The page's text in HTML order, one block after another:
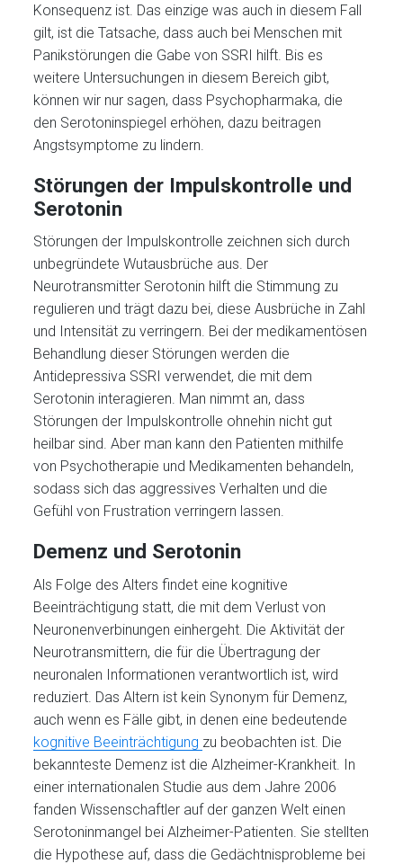
Konsequenz ist. Das einzige was auch in diesem Fall
gilt, ist die Tatsache, dass auch bei Menschen mit
Panikstörungen die Gabe von SSRI hilft. Bis es
weitere Untersuchungen in diesem Bereich gibt,
können wir nur sagen, dass Psychopharmaka, die
den Serotoninspiegel erhöhen, dazu beitragen
Angstsymptome zu lindern.
Störungen der Impulskontrolle und
Serotonin
Störungen der Impulskontrolle zeichnen sich durch
unbegründete Wutausbrüche aus. Der
Neurotransmitter Serotonin hilft die Stimmung zu
regulieren und trägt dazu bei, diese Ausbrüche in Zahl
und Intensität zu verringern. Bei der medikamentösen
Behandlung dieser Störungen werden die
Antidepressiva SSRI verwendet, die mit dem
Serotonin interagieren. Man nimmt an, dass
Störungen der Impulskontrolle ohnehin nicht gut
heilbar sind. Aber man kann den Patienten mithilfe
von Psychotherapie und Medikamenten behandeln,
sodass sich das aggressives Verhalten und die
Gefühl von Frustration verringern lassen.
Demenz und Serotonin
Als Folge des Alters findet eine kognitive
Beeinträchtigung statt, die mit dem Verlust von
Neuronenverbinungen einhergeht. Die Aktivität der
Neurotransmittern, die für die Übertragung der
neuronalen Informationen verantwortlich ist, wird
reduziert. Das Altern ist kein Synonym für Demenz,
auch wenn es Fälle gibt, in denen eine bedeutende
kognitive Beeinträchtigung zu beobachten ist. Die
bekannteste Demenz ist die Alzheimer-Krankheit. In
einer internationalen Studie aus dem Jahre 2006
fanden Wissenschaftler auf der ganzen Welt einen
Serotoninmangel bei Alzheimer-Patienten. Sie stellten
die Hypothese auf, dass die Gedächtnisprobleme bei